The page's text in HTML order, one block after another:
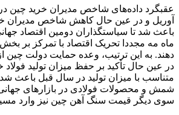
عقبگرد داده‌‌‌های شاخص مدیران خرید چین در
آوریل و در عین حال کاهش شاخص مدیران
باعث شد تا سیاستگذاران دومین اقتصاد
ماه مه مجددا تحریک اقتصاد با تمرکز بر بخش
دهند. به این ترتیب، وعده حمایت دولت
در عین حال تأکید بر حفظ میزان تولید فولاد
متناسب با میزان تولید در سال قبل باعث شد
شمش و محصولات فولادی در بازارهای
سوی دیگر قیمت سنگ آهن چین نیز وارد